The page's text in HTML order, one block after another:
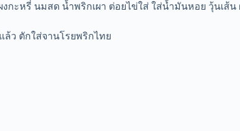
กะหรี่ นมสด น้ำพริกเผา ต่อยไข่ใส่ ใส่น้ำมันหอย วุ้นเส้น
ว ตักใส่จานโรยพริกไทย